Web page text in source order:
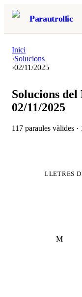
Parautrollic
Inici
›Solucions
›02/11/2025
Solucions
02/11/2025
117 paraules vàlides ·
LLETRES
M